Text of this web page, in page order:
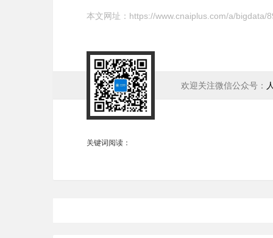
本文网址： https://www.cnaiplus.com/a/bigdata/
欢迎关注微信公众号：
关键词阅读：